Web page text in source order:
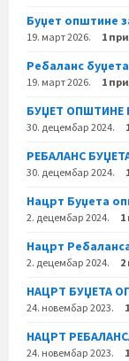
Буџет општине
19. март 2026. 1
Ребаланс
19. март 2026. 1
БУЏЕТ ОПШТИНЕ
30. децембар 2024.
РЕБАЛАНС
30. децембар 2024.
Нацрт Буџета
2. децембар 2024. 1
Нацрт
2. децембар 2024. 2
НАЦРТ БУЏЕТА
24. новембар 2023.
НАЦРТ
24. новембар 2023.